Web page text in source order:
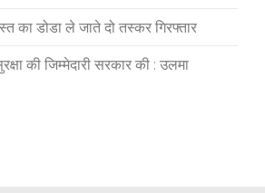
का डोडा ले जाते दो तस्कर गिरफ्तार
की जिम्मेदारी सरकार की : उलमा